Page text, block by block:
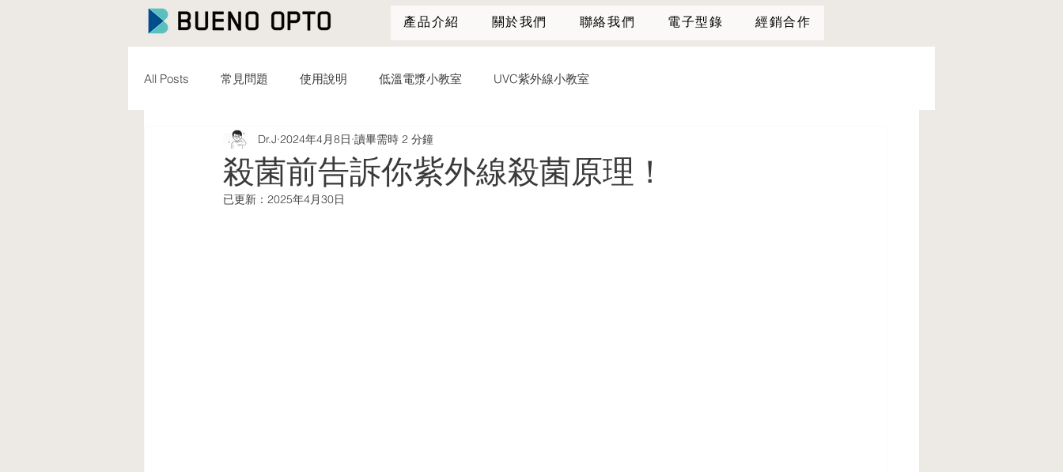
產品介紹 關於我們 聯絡我們 電子型錄 經銷合作
All Posts 常見問題 使用說明 低溫電漿小教室 UVC紫外線小教室
殺菌前告訴你紫外線殺菌原理！
Dr.J 2024年4月8日 讀畢需時 2 分鐘
已更新： 2025年4月30日